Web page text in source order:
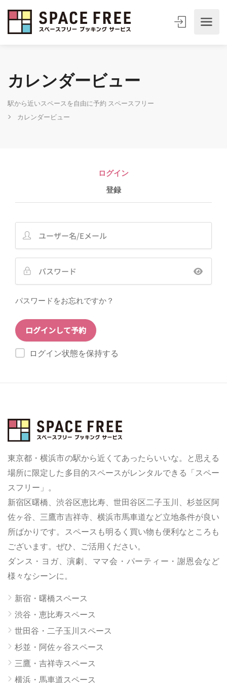
カレンダービュー
駅から近いスペースを自由に予約 スペースフリー
カレンダービュー
ログイン
登録
パスワードをお忘れですか？
ログイン状態を保持する
東京都・横浜市の駅から近くてあったらいいな。と思える
場所に限定した多目的スペースがレンタルできる「スペー
スフリー」。
新宿区曙橋、渋谷区恵比寿、世田谷区二子玉川、杉並区阿
佐ヶ谷、三鷹市吉祥寺、横浜市馬車道など立地条件が良い
所ばかりです。スペースも明るく買い物も便利なところも
ございます。ぜひ、ご活用ください。
ダンス・ヨガ、演劇、ママ会・パーティー・謝恩会など
様々なシーンに。
新宿・曙橋スペース
渋谷・恵比寿スペース
世田谷・二子玉川スペース
杉並・阿佐ヶ谷スペース
三鷹・吉祥寺スペース
横浜・馬車道スペース